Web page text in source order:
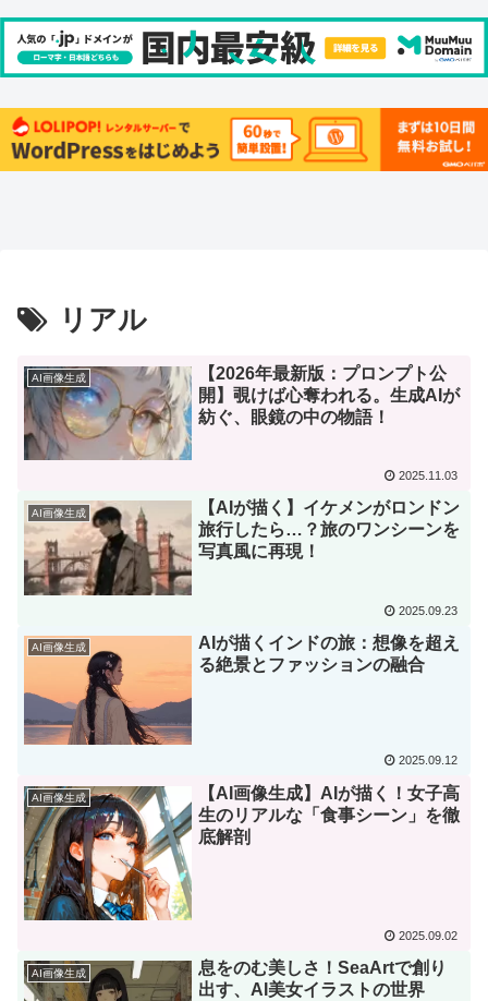
リアル
AI画像生成
【2026年最新版：プロンプト公
開】覗けば心奪われる。生成AIが
紡ぐ、眼鏡の中の物語！
2025.11.03
AI画像生成
​【AIが描く】イケメンがロンドン
旅行したら…？旅のワンシーンを
写真風に再現！
2025.09.23
AI画像生成
AIが描くインドの旅：想像を超え
る絶景とファッションの融合
2025.09.12
AI画像生成
​【AI画像生成】AIが描く！女子高
生のリアルな「食事シーン」を徹
底解剖
2025.09.02
AI画像生成
息をのむ美しさ！SeaArtで創り
出す、AI美女イラストの世界